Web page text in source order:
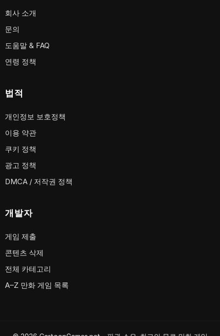
회사 소개
문의
도움말 & FAQ
연령 정책
법적
개인정보 보호정책
이용 약관
쿠키 정책
광고 정책
DMCA / 저작권 정책
개발자
게임 제출
콘텐츠 삭제
전체 카테고리
A–Z 만화 게임 목록